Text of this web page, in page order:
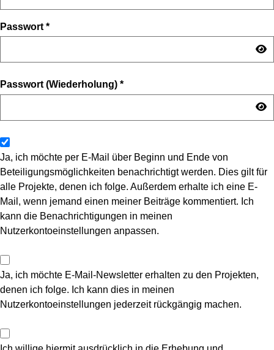
Passwort *
Passwort (Wiederholung) *
Ja, ich möchte per E-Mail über Beginn und Ende von
Beteiligungsmöglichkeiten benachrichtigt werden. Dies gilt für
alle Projekte, denen ich folge. Außerdem erhalte ich eine E-
Mail, wenn jemand einen meiner Beiträge kommentiert. Ich
kann die Benachrichtigungen in meinen
Nutzerkontoeinstellungen anpassen.
Ja, ich möchte E-Mail-Newsletter erhalten zu den Projekten,
denen ich folge. Ich kann dies in meinen
Nutzerkontoeinstellungen jederzeit rückgängig machen.